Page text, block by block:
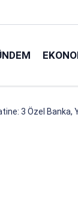
3 Özel Banka,